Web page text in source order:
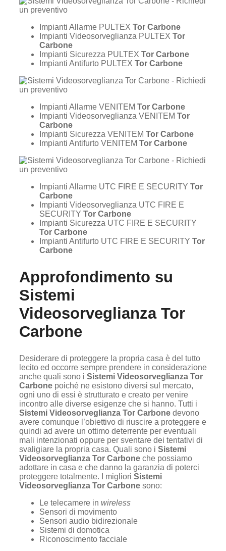
Impianti Allarme PULTEX Tor Carbone
Impianti Videosorveglianza PULTEX Tor
Carbone
Impianti Sicurezza PULTEX Tor Carbone
Impianti Antifurto PULTEX Tor Carbone
Impianti Allarme VENITEM Tor Carbone
Impianti Videosorveglianza VENITEM Tor
Carbone
Impianti Sicurezza VENITEM Tor Carbone
Impianti Antifurto VENITEM Tor Carbone
Impianti Allarme UTC FIRE E SECURITY Tor
Carbone
Impianti Videosorveglianza UTC FIRE E
SECURITY Tor Carbone
Impianti Sicurezza UTC FIRE E SECURITY
Tor Carbone
Impianti Antifurto UTC FIRE E SECURITY Tor
Carbone
Approfondimento su
Sistemi
Videosorveglianza Tor
Carbone
Desiderare di proteggere la propria casa è del tutto
lecito ed occorre sempre prendere in considerazione
anche quali sono i Sistemi Videosorveglianza Tor
Carbone poiché ne esistono diversi sul mercato,
ogni uno di essi è strutturato e creato per venire
incontro alle diverse esigenze che si hanno. Tutti i
Sistemi Videosorveglianza Tor Carbone devono
avere comunque l’obiettivo di riuscire a proteggere e
quindi ad avere un ottimo deterrente per eventuali
mali intenzionati oppure per sventare dei tentativi di
svaligiare la propria casa. Quali sono i Sistemi
Videosorveglianza Tor Carbone che possiamo
adottare in casa e che danno la garanzia di poterci
proteggere totalmente. I migliori Sistemi
Videosorveglianza Tor Carbone sono:
Le telecamere in wireless
Sensori di movimento
Sensori audio bidirezionale
Sistemi di domotica
Riconoscimento facciale